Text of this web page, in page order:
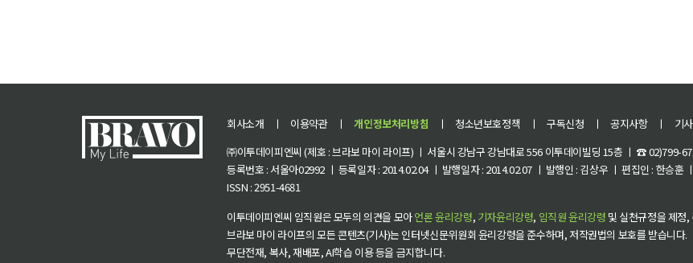
회사소개 ㅣ 이용약관 ㅣ 개인정보처리방침 ㅣ 청소년보호정책 ㅣ 구독신청 ㅣ 공지사항 ㅣ 기
㈜이투데이피엔씨 (제호 : 브라보 마이 라이프) ㅣ 서울시 강남구 강남대로 556 이투데이빌딩 15층 ㅣ ☎ 02)799-
등록번호 : 서울아02992 ㅣ 등록일자 : 2014.02.04 ㅣ 발행일자 : 2014.02.07 ㅣ 발행인 : 김상우 ㅣ 편집인 : 한승훈
ISSN : 2951-4681
이투데이피엔씨 임직원은 모두의 의견을 모아언론 윤리강령, 기자윤리강령, 임직원 윤리강령 및 실천규정을 제정
브라보 마이 라이프의 모든 콘텐츠(기사)는 인터넷신문위원회 윤리강령을 준수하며, 저작권법의 보호를 받습니다.
무단전재, 복사, 재배포, AI학습 이용 등을 금지합니다.